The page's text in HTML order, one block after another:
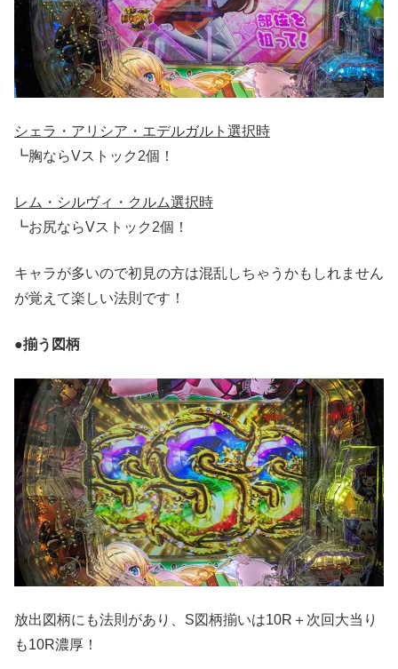
シェラ・アリシア・エデルガルト選択時
┗胸ならVストック2個！
レム・シルヴィ・クルム選択時
┗お尻ならVストック2個！
キャラが多いので初見の方は混乱しちゃうかもしれません
が覚えて楽しい法則です！
●揃う図柄
放出図柄にも法則があり、S図柄揃いは10R＋次回大当り
も10R濃厚！